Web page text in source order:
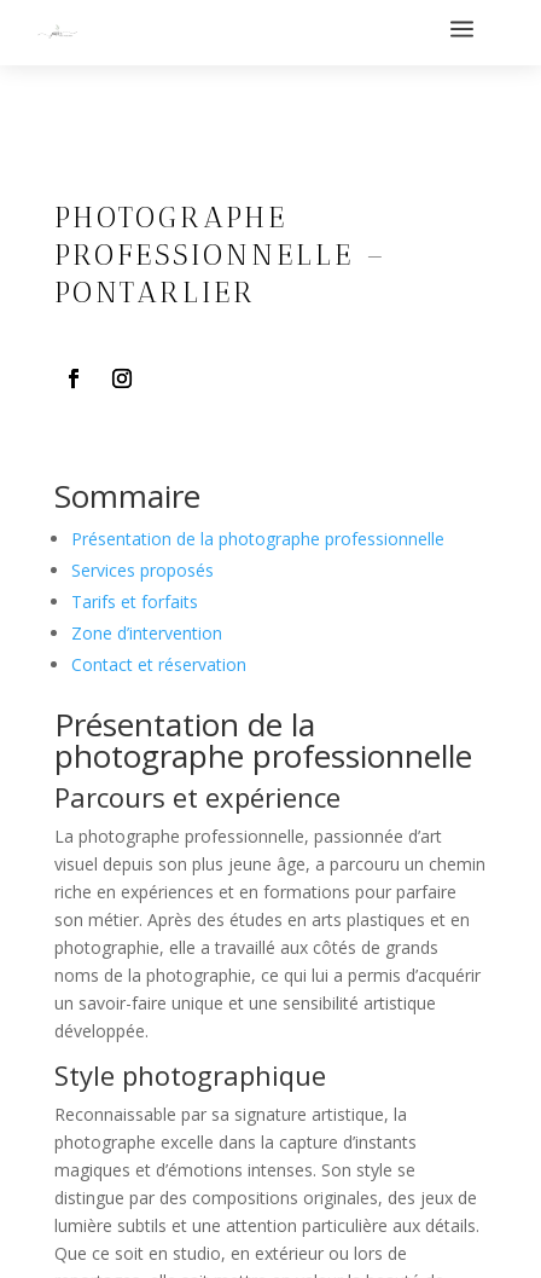
a
PHOTOGRAPHE
PROFESSIONNELLE –
PONTARLIER
Sommaire
Présentation de la photographe professionnelle
Services proposés
Tarifs et forfaits
Zone d’intervention
Contact et réservation
Présentation de la
photographe professionnelle
Parcours et expérience
La photographe professionnelle, passionnée d’art
visuel depuis son plus jeune âge, a parcouru un chemin
riche en expériences et en formations pour parfaire
son métier. Après des études en arts plastiques et en
photographie, elle a travaillé aux côtés de grands
noms de la photographie, ce qui lui a permis d’acquérir
un savoir-faire unique et une sensibilité artistique
développée.
Style photographique
Reconnaissable par sa signature artistique, la
photographe excelle dans la capture d’instants
magiques et d’émotions intenses. Son style se
distingue par des compositions originales, des jeux de
lumière subtils et une attention particulière aux détails.
Que ce soit en studio, en extérieur ou lors de